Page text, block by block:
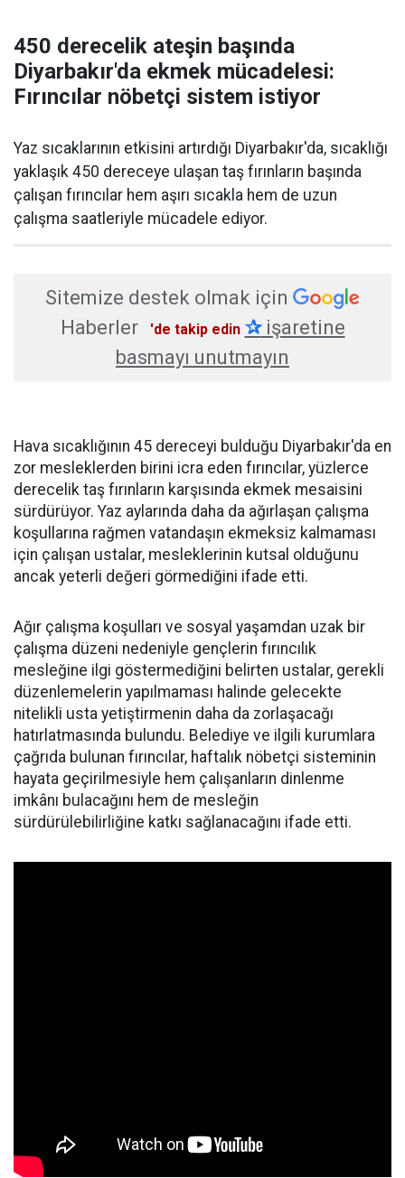
450 derecelik ateşin başında
Diyarbakır'da ekmek mücadelesi:
Fırıncılar nöbetçi sistem istiyor
Yaz sıcaklarının etkisini artırdığı Diyarbakır'da, sıcaklığı
yaklaşık 450 dereceye ulaşan taş fırınların başında
çalışan fırıncılar hem aşırı sıcakla hem de uzun
çalışma saatleriyle mücadele ediyor.
Sitemize destek olmak için
Haberler
'de takip edin ✰işaretine
basmayı unutmayın
Hava sıcaklığının 45 dereceyi bulduğu Diyarbakır'da en
zor mesleklerden birini icra eden fırıncılar, yüzlerce
derecelik taş fırınların karşısında ekmek mesaisini
sürdürüyor. Yaz aylarında daha da ağırlaşan çalışma
koşullarına rağmen vatandaşın ekmeksiz kalmaması
için çalışan ustalar, mesleklerinin kutsal olduğunu
ancak yeterli değeri görmediğini ifade etti.
Ağır çalışma koşulları ve sosyal yaşamdan uzak bir
çalışma düzeni nedeniyle gençlerin fırıncılık
mesleğine ilgi göstermediğini belirten ustalar, gerekli
düzenlemelerin yapılmaması halinde gelecekte
nitelikli usta yetiştirmenin daha da zorlaşacağı
hatırlatmasında bulundu. Belediye ve ilgili kurumlara
çağrıda bulunan fırıncılar, haftalık nöbetçi sisteminin
hayata geçirilmesiyle hem çalışanların dinlenme
imkânı bulacağını hem de mesleğin
sürdürülebilirliğine katkı sağlanacağını ifade etti.